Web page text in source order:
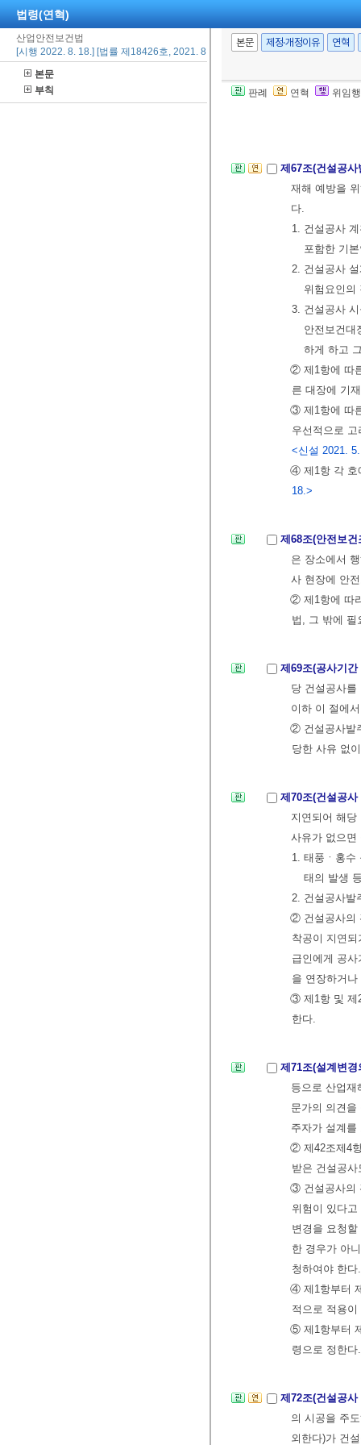
법령(연혁)
산업안전보건법
[시행 2022. 8. 18.] [법률 제18426호, 2021. 8. 17., 일부개정]
본문
부칙
본문 제정·개정이유 연혁
판례 연혁 위임
인은 정당한
② 도급인은 제
할 수 있다. 이
제67조(건설공
재해 예방을
다.
1. 건설공사
포함한 기
2. 건설공사
위험요인의
3. 건설공사
안전보건대
하게 하고
② 제1항에 따
른 대장에 기
③ 제1항에 따
우선적으로
<신설 2021.
④ 제1항 각 호
18.>
제68조(안전보
은 장소에서
사 현장에 안
② 제1항에 따
법, 그 밖에 필
제69조(공사기
당 건설공사
이하 이 절에
② 건설공사발
당한 사유 없
제70조(건설공
지연되어 해
사유가 없으면
1. 태풍ㆍ홍수
태의 발생
2. 건설공사발
② 건설공사의
착공이 지연
급인에게 공
을 연장하거
③ 제1항 및 제
한다.
제71조(설계변
등으로 산업
문가의 의견
주자가 설계
② 제42조제4
받은 건설공
③ 건설공사의
위험이 있다
변경을 요청
한 경우가 아
청하여야 한다.
④ 제1항부터
적으로 적용
⑤ 제1항부터
령으로 정한
제72조(건설공
의 시공을 주
외한다)가 건